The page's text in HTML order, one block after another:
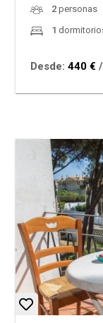
2personas
1
Desde: 440 €